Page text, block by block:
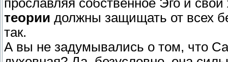
прославляя собственное Эго и
теории должны защищать от всех
так.
А вы не задумывались о том, что